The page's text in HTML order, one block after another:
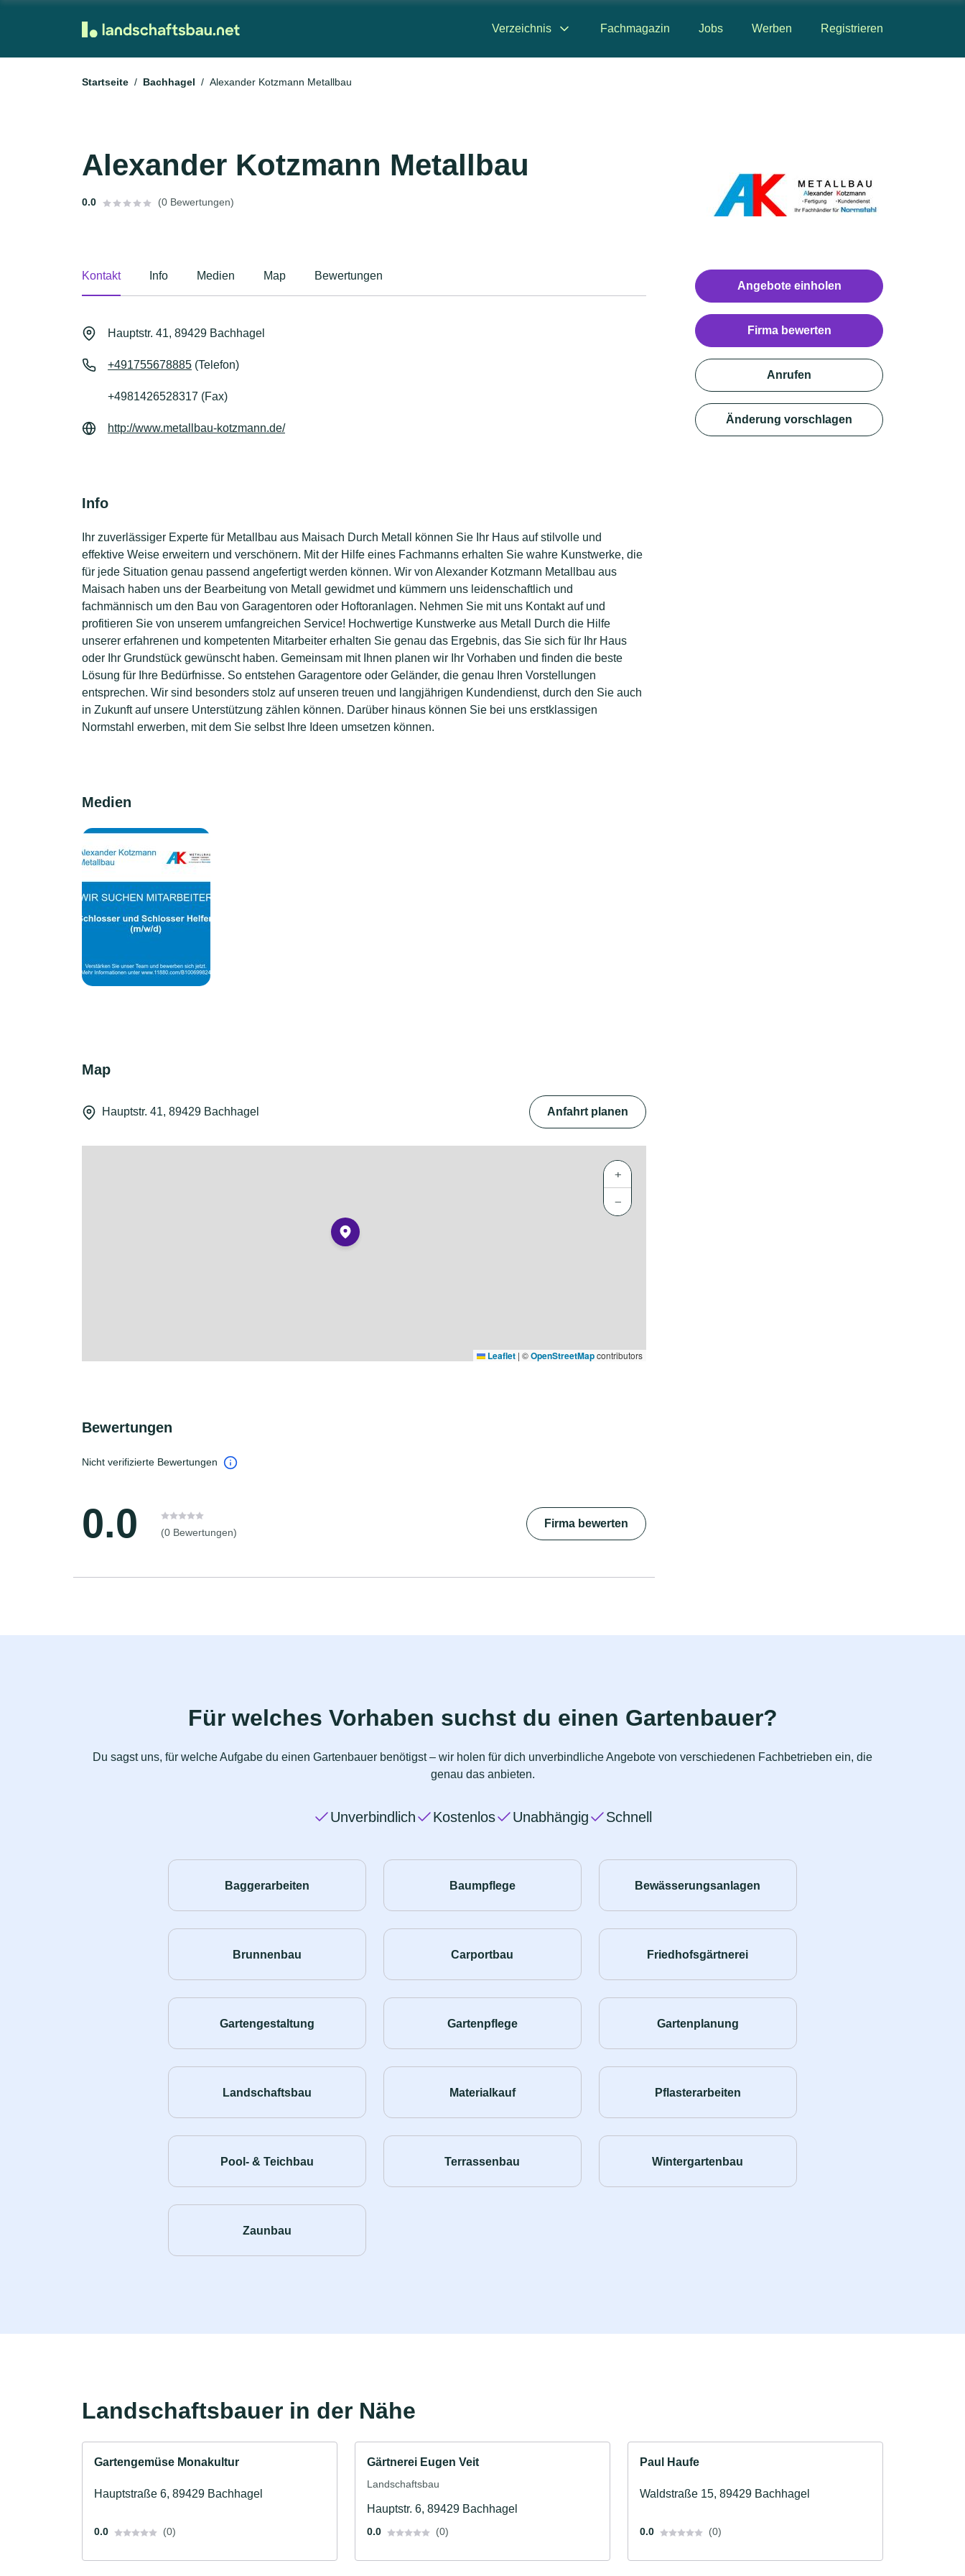
Verzeichnis Fachmagazin Jobs Werben Registrieren
Startseite Bachhagel Alexander Kotzmann Metallbau
Alexander Kotzmann Metallbau
0.0 (0 Bewertungen)
Kontakt Info Medien Map Bewertungen
Hauptstr. 41, 89429 Bachhagel
+491755678885 (Telefon)
+4981426528317 (Fax)
http://www.metallbau-kotzmann.de/
Info
Ihr zuverlässiger Experte für Metallbau aus Maisach Durch Metall können Sie Ihr Haus auf stilvolle und
effektive Weise erweitern und verschönern. Mit der Hilfe eines Fachmanns erhalten Sie wahre Kunstwerke, die
für jede Situation genau passend angefertigt werden können. Wir von Alexander Kotzmann Metallbau aus
Maisach haben uns der Bearbeitung von Metall gewidmet und kümmern uns leidenschaftlich und
fachmännisch um den Bau von Garagentoren oder Hoftoranlagen. Nehmen Sie mit uns Kontakt auf und
profitieren Sie von unserem umfangreichen Service! Hochwertige Kunstwerke aus Metall Durch die Hilfe
unserer erfahrenen und kompetenten Mitarbeiter erhalten Sie genau das Ergebnis, das Sie sich für Ihr Haus
oder Ihr Grundstück gewünscht haben. Gemeinsam mit Ihnen planen wir Ihr Vorhaben und finden die beste
Lösung für Ihre Bedürfnisse. So entstehen Garagentore oder Geländer, die genau Ihren Vorstellungen
entsprechen. Wir sind besonders stolz auf unseren treuen und langjährigen Kundendienst, durch den Sie auch
in Zukunft auf unsere Unterstützung zählen können. Darüber hinaus können Sie bei uns erstklassigen
Normstahl erwerben, mit dem Sie selbst Ihre Ideen umsetzen können.
Medien
Map
Hauptstr. 41, 89429 Bachhagel Anfahrt planen
+
−
Leaflet | ©OpenStreetMapcontributors
Bewertungen
Nicht verifizierte Bewertungen
0.0 (0 Bewertungen)
Firma bewerten
Angebote einholen
Firma bewerten
Anrufen
Änderung vorschlagen
Für welches Vorhaben suchst du einen Gartenbauer?
Du sagst uns, für welche Aufgabe du einen Gartenbauer benötigst – wir holen für dich unverbindliche Angebote von verschiedenen Fachbetrieben ein, die
genau das anbieten.
Unverbindlich Kostenlos Unabhängig Schnell
Baggerarbeiten Baumpflege Bewässerungsanlagen
Brunnenbau Carportbau Friedhofsgärtnerei
Gartengestaltung Gartenpflege Gartenplanung
Landschaftsbau Materialkauf Pflasterarbeiten
Pool- & Teichbau Terrassenbau Wintergartenbau
Zaunbau
Landschaftsbauer in der Nähe
Gartengemüse Monakultur
Hauptstraße 6, 89429 Bachhagel
0.0 (0)
Gärtnerei Eugen Veit
Landschaftsbau
Hauptstr. 6, 89429 Bachhagel
0.0 (0)
Paul Haufe
Waldstraße 15, 89429 Bachhagel
0.0 (0)